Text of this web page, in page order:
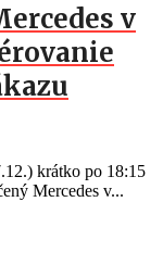
v
krátko po 18:15
Mercedes v...